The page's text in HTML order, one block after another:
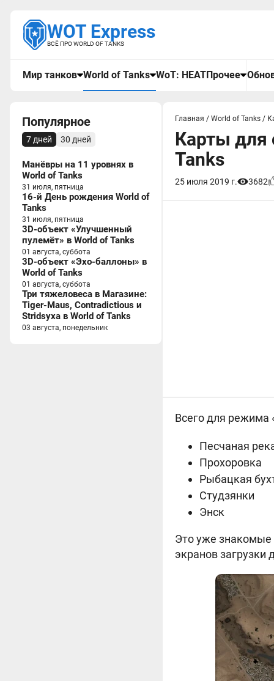
WOT Express
ВСЁ ПРО WORLD OF TANKS
Мир танков World of Tanks WoT: HEATПрочее
Популярное
7 дней 30 дней
Манёвры на 11 уровнях в
World of Tanks
31 июля, пятница
16-й День рождения World of
Tanks
31 июля, пятница
3D-объект «Улучшенный
пулемёт» в World of Tanks
01 августа, суббота
3D-объект «Эхо-баллоны» в
World of Tanks
01 августа, суббота
Три тяжеловеса в Магазине:
Tiger-Maus, Contradictious и
Stridsyxa в World of Tanks
03 августа, понедельник
Главная / World of Tanks /
Карты для
Tanks
25 июля 2019 г. 3682
Всего для режима
Песчаная
Прохоровка
Рыбацкая
Студзянки
Энск
Это уже знакомые
экранов загрузки